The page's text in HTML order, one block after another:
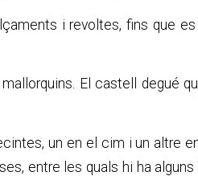
i revoltes, fins que
El castell degué
un en el cim i un altre
entre les quals hi ha